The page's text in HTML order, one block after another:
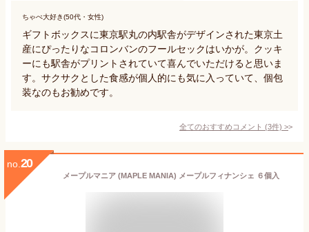
ちゃぺ大好き(50代・女性)
ギフトボックスに東京駅丸の内駅舎がデザインされた東京土
産にぴったりなコロンバンのフールセックはいかが。クッキ
ーにも駅舎がプリントされていて喜んでいただけると思いま
す。サクサクとした食感が個人的にも気に入っていて、個包
装なのもお勧めです。
全てのおすすめコメント (3件) >
no. 20
メープルマニア (MAPLE MANIA) メープルフィナンシェ ６個入